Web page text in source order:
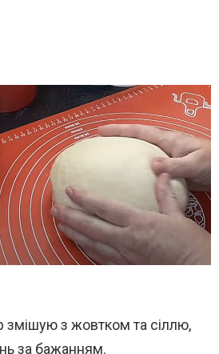
з жовтком та сіллю,
за бажанням.